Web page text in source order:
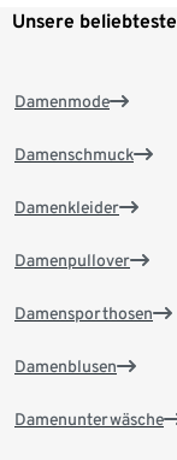
Unsere
Damenmode
Damenschmuck
Damenkleider
Damenpullover
Damensporthosen
Damenblusen
Damenunterwäsche